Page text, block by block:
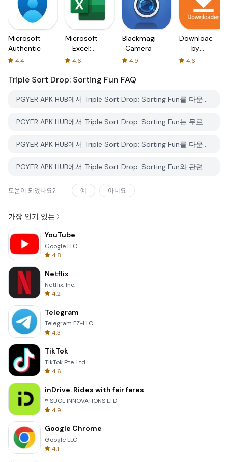
Microsoft
Authenticator
4.4
Microsoft
Excel:
Spreadsheets
4.6
Blackmagic
Camera
4.9
Downloader
by
AFTVnews
4.6
Triple Sort Drop: Sorting Fun FAQ
PGYER APK HUB에서 Triple Sort Drop: Sorting Fun를 다운로드하는 방법은 무엇인가요?
PGYER APK HUB에서 Triple Sort Drop: Sorting Fun는 무료로 다운로드할 수 있나요?
PGYER APK HUB에서 Triple Sort Drop: Sorting Fun를 다운로드하려면 계정이 필요한가요?
PGYER APK HUB에서 Triple Sort Drop: Sorting Fun와 관련된 문제를 신고하는 방법은 무엇인가요?
도움이 되었나요? 예 아니요
가장 인기 있는
YouTube
Google LLC
4.8
Netflix
Netflix, Inc.
4.2
Telegram
Telegram FZ-LLC
4.3
TikTok
TikTok Pte. Ltd.
4.6
inDrive. Rides with fair fares
® SUOL INNOVATIONS LTD
4.9
Google Chrome
Google LLC
4.1